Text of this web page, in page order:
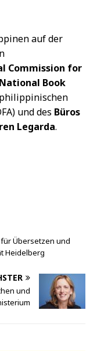
auf der
Commission for
National Book
und des Büros
Legarda.
Übersetzen und
Heidelberg
und